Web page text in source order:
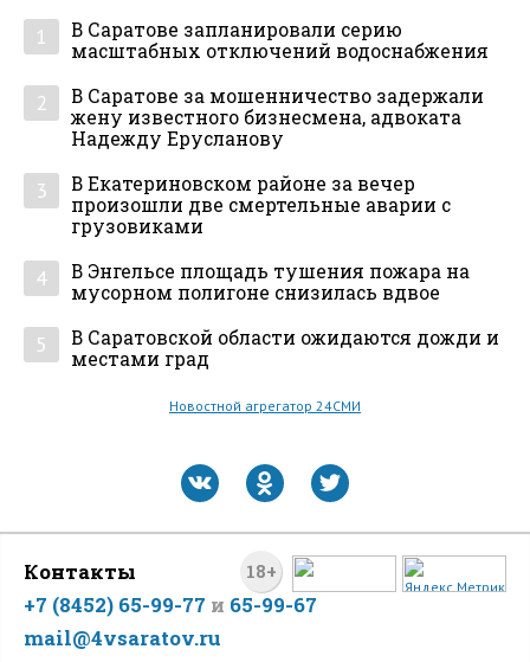
1
В Саратове запланировали серию
масштабных отключений водоснабжения
2
В Саратове за мошенничество задержали
жену известного бизнесмена, адвоката
Надежду Ерусланову
3
В Екатериновском районе за вечер
произошли две смертельные аварии с
грузовиками
4
В Энгельсе площадь тушения пожара на
мусорном полигоне снизилась вдвое
5
В Саратовской области ожидаются дожди и
местами град
Новостной агрегатор 24СМИ
18+
Контакты
+7 (8452) 65-99-77 и 65-99-67
mail@4vsaratov.ru